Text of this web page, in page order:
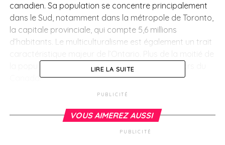
canadien. Sa population se concentre principalement
dans le Sud, notamment dans la métropole de Toronto,
la capitale provinciale, qui compte 5,6 millions
d’habitants. Le multiculturalisme est également un trait
la population de Toronto notamment est née hors du
Canada.
majoritairement installée à Toronto et à Ottawa, la
capitale fédérale, représente moins de 5% de la
population de l’Ontario. Avec plus de 580 000
LIRE LA SUITE
PUBLICITÉ
VOUS AIMEREZ AUSSI
PUBLICITÉ